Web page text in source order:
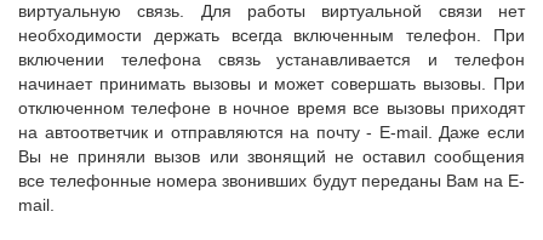
виртуальную связь. Для работы виртуальной связи нет
необходимости держать всегда включенным телефон. При
включении телефона связь устанавливается и телефон
начинает принимать вызовы и может совершать вызовы. При
отключенном телефоне в ночное время все вызовы приходят
на автоответчик и отправляются на почту - E-mail. Даже если
Вы не приняли вызов или звонящий не оставил сообщения
все телефонные номера звонивших будут переданы Вам на E-
mail.